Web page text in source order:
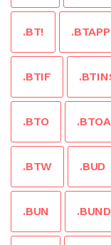
.BT! .BTAPP
.BTIF
.BTO .BTOA
.BTW .BUD
.BUN